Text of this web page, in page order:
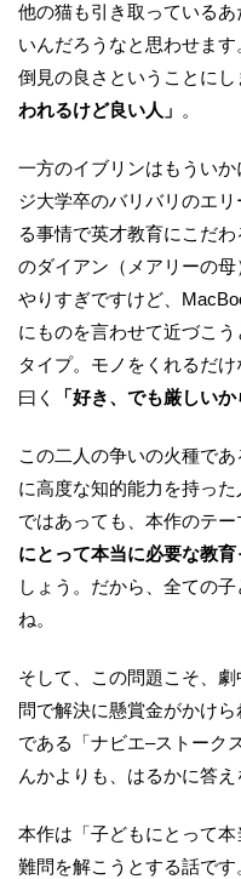
他の猫も引き取っている
いんだろうなと思わせま
倒見の良さということにし
われるけど良い人」 。
一方のイブリンはもうい
ジ大学卒のバリバリのエ
る事情で英才教育にこだ
のダイアン（メアリーの
やりすぎですけど、
にものを言わせて近づこ
タイプ。モノをくれるだ
曰く
「好き、でも厳しい
この二人の争いの火種で
に高度な知的能力を持っ
ではあっても、本作のテ
にとって本当に必要な教育
しょう。だから、全ての
ね。
そして、この問題こそ、
問で解決に懸賞金がかけ
である「ナビエ–ストーク
んかよりも、はるかに答え
本作は「子どもにとって
難問を解こうとする話です